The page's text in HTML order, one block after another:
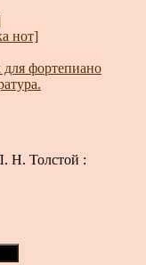
нот]
фортепиано
Н. Толстой :